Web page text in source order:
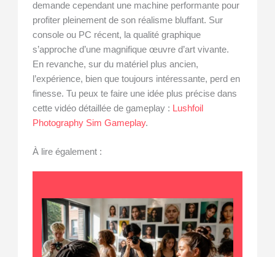
demande cependant une machine performante pour
profiter pleinement de son réalisme bluffant. Sur
console ou PC récent, la qualité graphique
s’approche d’une magnifique œuvre d’art vivante.
En revanche, sur du matériel plus ancien,
l’expérience, bien que toujours intéressante, perd en
finesse. Tu peux te faire une idée plus précise dans
cette vidéo détaillée de gameplay : Lushfoil
Photography Sim Gameplay.
À lire également :